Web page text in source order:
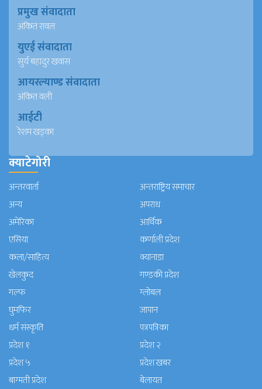
प्रमुख संवादाता
अंकित रावल
युएई संवादाता
सुर्य बहादुर खवास
आयरल्याण्ड संवादाता
अंकित वली
आईटी
रेशम खड्का
क्याटेगोरी
अन्तरवार्ता
अन्तराष्ट्रिय समाचार
अन्य
अपराध
अमेरिका
आर्थिक
एसिया
कर्णाली प्रदेश
कला/साहित्य
क्यानाडा
खेलकुद
गण्डकी प्रदेश
गल्फ
ग्लोबल
घुमफिर
जापान
धर्म संस्कृति
पत्रपत्रिका
प्रदेश १
प्रदेश २
प्रदेश ५
प्रदेश खबर
बाग्मती प्रदेश
बेलायत